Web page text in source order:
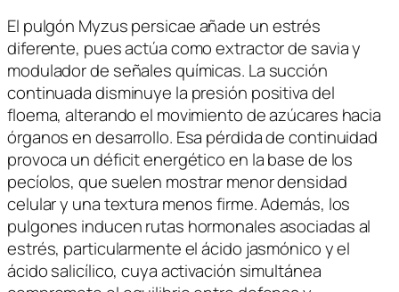
El pulgón Myzus persicaeañade un estrés
diferente, pues actúa como extractor de savia y
modulador de señales químicas. La succión
continuada disminuye la presión positiva del
floema, alterando el movimiento de azúcares hacia
órganos en desarrollo. Esa pérdida de continuidad
provoca un déficit energético en la base de los
pecíolos, que suelen mostrar menor densidad
celular y una textura menos firme. Además, los
pulgones inducen rutas hormonales asociadas al
estrés, particularmente el ácido jasmónico y el
ácido salicílico, cuya activación simultánea